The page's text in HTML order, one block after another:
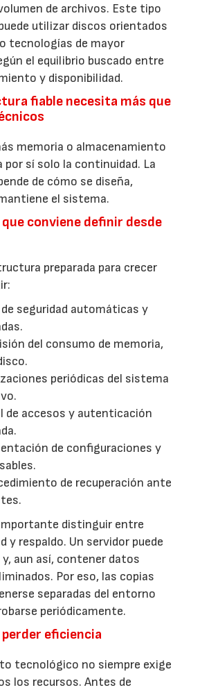
de archivos. Este tipo
utilizar discos orientados
tecnologías de mayor
el equilibrio buscado entre
y disponibilidad.
fiable necesita más que
memoria o almacenamiento
por sí solo la continuidad. La
de cómo se diseña,
el sistema.
conviene definir desde
preparada para crecer
de seguridad automáticas y
del consumo de memoria,
periódicas del sistema
de accesos y autenticación
de configuraciones y
de recuperación ante
distinguir entre
y respaldo. Un servidor puede
aun así, contener datos
Por eso, las copias
separadas del entorno
periódicamente.
eficiencia
tecnológico no siempre exige
los recursos. Antes de